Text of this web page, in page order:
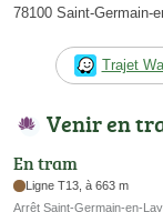
78100 Saint-Germain-
Trajet
Venir en
En tram
Ligne T13, à 663 m
Arrêt Saint-Germain-en-